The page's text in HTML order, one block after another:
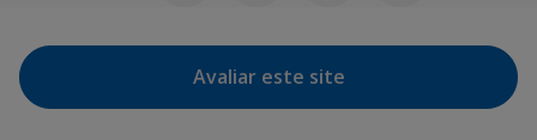
Avaliar este site